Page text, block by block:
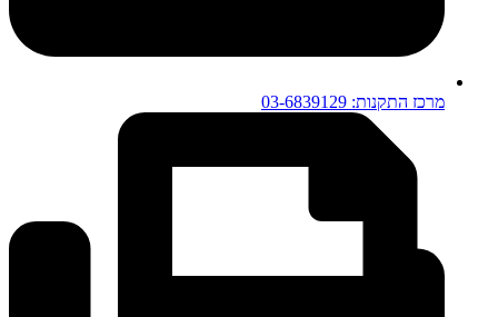
מרכז התקנות: 03-6839129